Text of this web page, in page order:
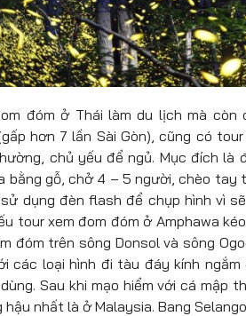
đóm ở Thái làm du lịch mà còn
hơn 7 lần Sài Gòn), cũng có
chủ yếu để ngủ. Mục đích là
gỗ, chở 4 – 5 người, chèo tay
dụng đèn flash để chụp hình vì
tour xem đom đóm ở Amphawa
đóm trên sông Donsol và sông
các loại hình đi tàu đáy kính
Sau khi mạo hiểm với cá mập
nhất là ở Malaysia. Bang